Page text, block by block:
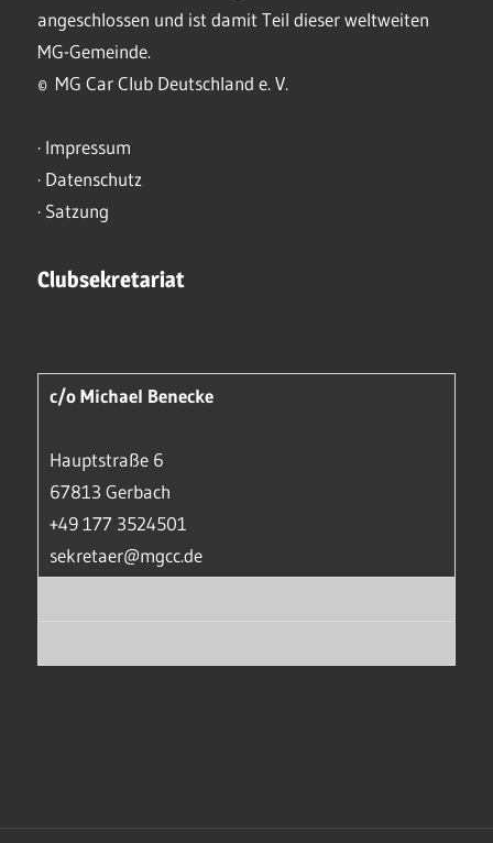
angeschlossen und ist damit Teil dieser weltweiten
MG-Gemeinde.
© MG Car Club Deutschland e. V.
· Impressum
· Datenschutz
· Satzung
Clubsekretariat
c/o Michael Benecke
Hauptstraße 6
67813 Gerbach
+49 177 3524501
sekretaer@mgcc.de